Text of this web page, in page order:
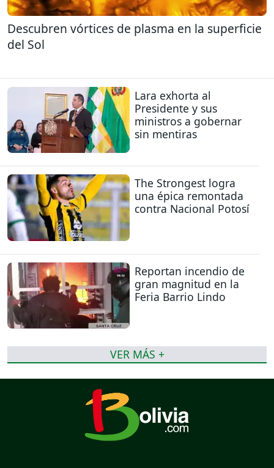
Descubren vórtices de plasma en la superficie
del Sol
Lara exhorta al
Presidente y sus
ministros a gobernar
sin mentiras
The Strongest logra
una épica remontada
contra Nacional Potosí
Reportan incendio de
gran magnitud en la
Feria Barrio Lindo
VER MÁS +